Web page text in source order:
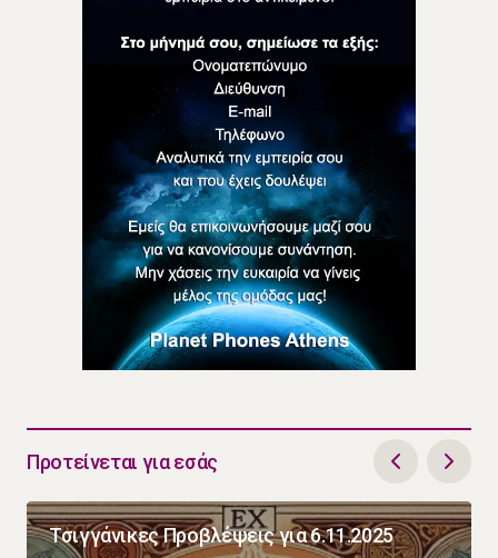
Προτείνεται για εσάς
Τσιγγάνικες Προβλέψεις για 6.11.2025